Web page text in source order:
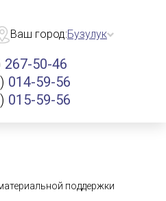
Ваш город:Бузулук
267-50-46
014-59-56
015-59-56
поддержки